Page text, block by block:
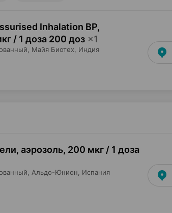
Inhalation BP,
/ 1 доза 200 доз ×1
Майя Биотех , Индия
аэрозоль, 200 мкг / 1 доза
Альдо-Юнион , Испания